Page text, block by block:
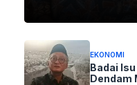
EKONOMI
Badai
Dendam